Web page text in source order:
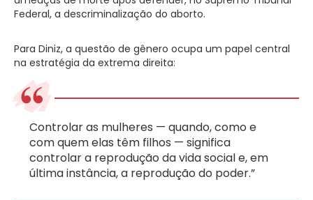
Federal, a descriminalização do aborto.
Para Diniz, a questão de gênero ocupa um papel central
na estratégia da extrema direita:
Controlar as mulheres — quando, como e
com quem elas têm filhos — significa
controlar a reprodução da vida social e, em
última instância, a reprodução do poder.”